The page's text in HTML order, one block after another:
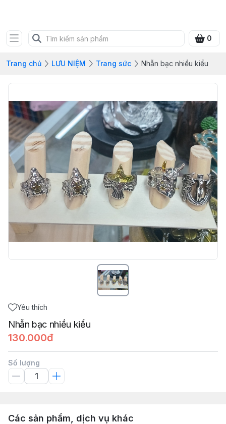
0
Trang chủ LƯU NIỆM Trang sức Nhẫn bạc nhiều kiểu
Yêu thích
Nhẫn bạc nhiều kiểu
130.000đ
Số lượng
Các sản phẩm, dịch vụ khác